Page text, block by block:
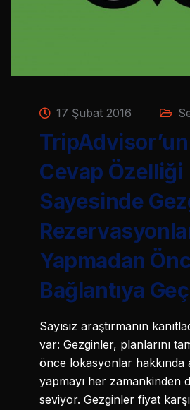
17 Şubat 2016
Cevap Özelliği
Sayesinde
Yapmadan
Bağlantıya
Sayısız araştırmanın
var: Gezginler, planlarını
önce lokasyonlar hakkında
yapmayı her zamankinden
seviyor. Gezginler fiyat